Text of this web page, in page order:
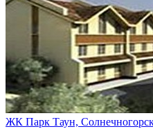
ЖК Парк Таун,